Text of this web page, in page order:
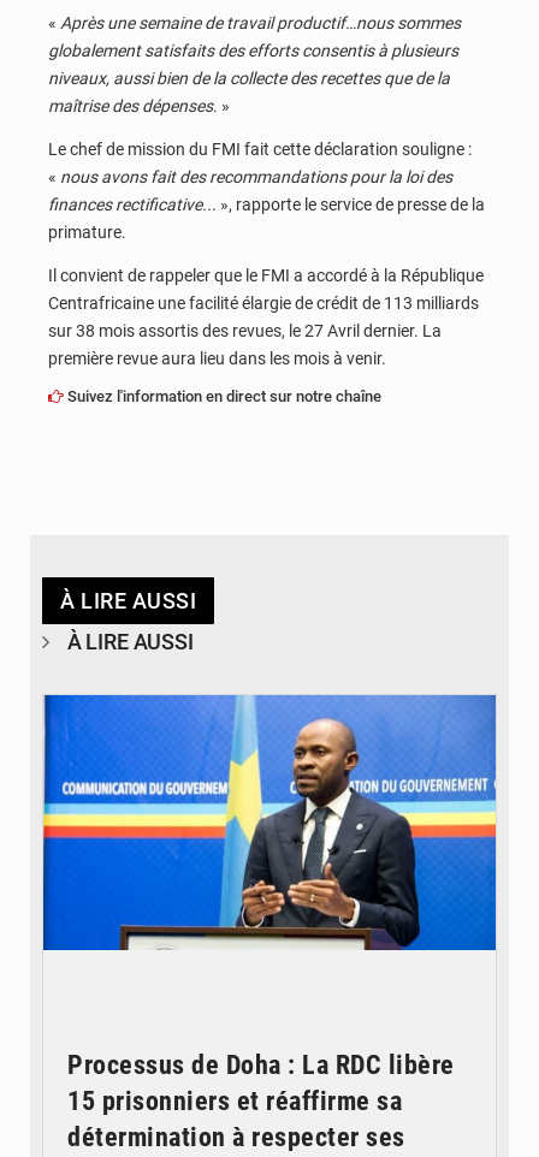
« Après une semaine de travail productif…nous sommes
globalement satisfaits des efforts consentis à plusieurs
niveaux, aussi bien de la collecte des recettes que de la
maîtrise des dépenses. »
Le chef de mission du FMI fait cette déclaration souligne :
« nous avons fait des recommandations pour la loi des
finances rectificative... », rapporte le service de presse de la
primature.
Il convient de rappeler que le FMI a accordé à la République
Centrafricaine une facilité élargie de crédit de 113 milliards
sur 38 mois assortis des revues, le 27 Avril dernier. La
première revue aura lieu dans les mois à venir.
Suivez l'information en direct sur notre chaîne
À LIRE AUSSI
À LIRE AUSSI
Processus de Doha : La RDC libère
15 prisonniers et réaffirme sa
détermination à respecter ses